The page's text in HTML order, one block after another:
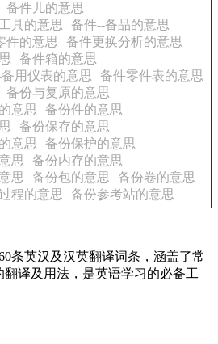
备件儿的意思
具的意思
备件--备品的意思
件的意思
备件更换分析的意思
备件箱的意思
用仪表的意思
备件零件表的意思
备份与复原的意思
意思
备份件的意思
备份保存的意思
意思
备份保护的意思
思
备份内存的意思
思
备份包的意思
备份卷的意思
程的意思
备份参考站的意思
条英汉及汉英翻译词条，涵盖了常
译及用法，是英语学习的必备工